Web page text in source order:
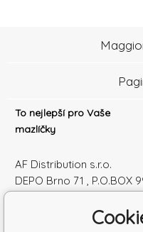
To nejlepší pro Vaše
mazlíčky
AF Distribution s.r.o.
DEPO Brno 71 , P.O.BOX
Česká republika